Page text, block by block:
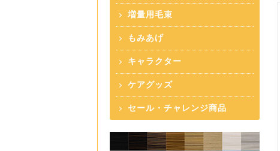
増量用毛束
もみあげ
キャラクター
ケアグッズ
セール・チャレンジ商品